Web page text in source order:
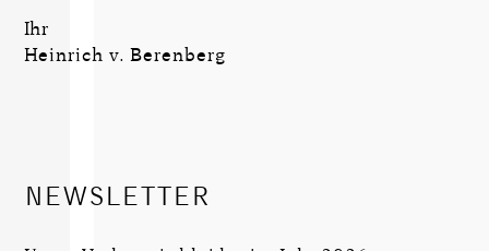
Ihr
Heinrich v. Berenberg
NEWSLETTER